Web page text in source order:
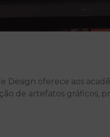
Design oferece aos
de artefatos gráficos,